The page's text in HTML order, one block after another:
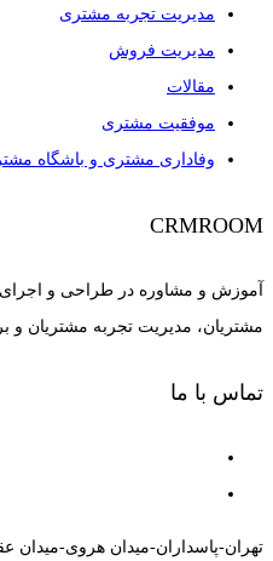
مدیریت تجربه مشتری
مدیریت فروش
مقالات
موفقیت مشتری
وفاداری مشتری و باشگاه
CRMROOM
آموزش و مشاوره در طراحی و اجرای
مشتریان، مدیریت تجربه مشتریان و
تماس با ما
تهران-پاسداران-میدان هروی-میدان